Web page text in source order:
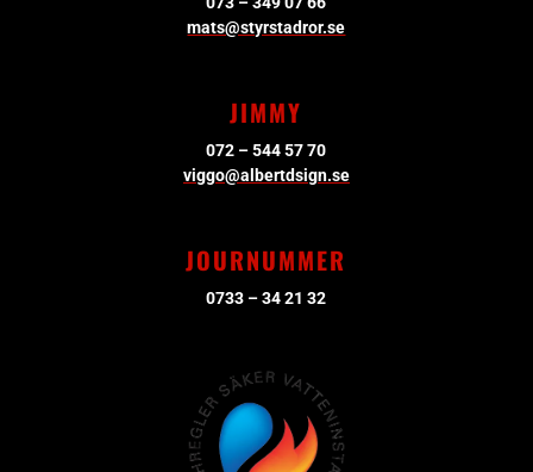
mats@styrstadror.se
JIMMY
072 – 544 57 70
viggo@albertdsign.se
JOURNUMMER
0733 – 34 21 32